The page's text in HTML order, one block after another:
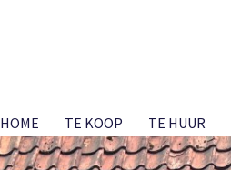
HOME TE KOOP TE HUUR